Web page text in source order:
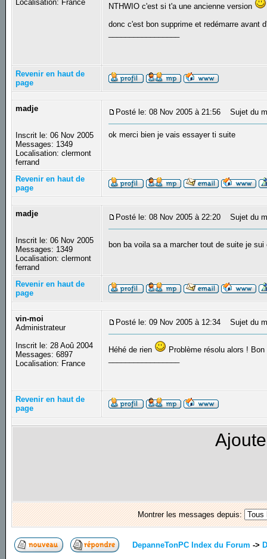
Localisation: France
NTHWIO c'est si t'a une ancienne version
donc c'est bon supprime et redémarre avant
Revenir en haut de
page
madje
Inscrit le: 06 Nov 2005
Messages: 1349
Localisation: clermont
ferrand
Posté le: 08 Nov 2005 à 21:56 Sujet du
ok merci bien je vais essayer ti suite
Revenir en haut de
page
madje
Inscrit le: 06 Nov 2005
Messages: 1349
Localisation: clermont
ferrand
Posté le: 08 Nov 2005 à 22:20 Sujet du
bon ba voila sa a marcher tout de suite je
Revenir en haut de
page
vin-moi
Administrateur
Inscrit le: 28 Aoû 2004
Messages: 6897
Localisation: France
Posté le: 09 Nov 2005 à 12:34 Sujet du
Héhé de rien
Problème résolu alors !
Revenir en haut de
page
Montrer les messages depuis:
DepanneTonPC Index du Forum ->